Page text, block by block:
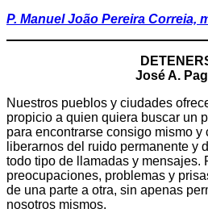
P. Manuel João Pereira Correia,
José A.
Nuestros pueblos y ciudades
propicio a quien quiera buscar un
para encontrarse consigo mismo y
liberarnos del ruido permanente y
todo tipo de llamadas y mensajes.
preocupaciones, problemas y
de una parte a otra, sin apenas
nosotros mismos.